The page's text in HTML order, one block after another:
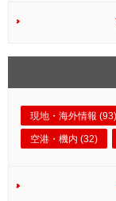
現地・海外情報 (93)
空港・機内 (32)